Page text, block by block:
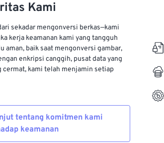
Kami
sekadar mengonversi berkas—kami
kerja keamanan kami yang tangguh
aman, baik saat mengonversi gambar,
enkripsi canggih, pusat data yang
cermat, kami telah menjamin setiap
tentang komitmen kami
keamanan